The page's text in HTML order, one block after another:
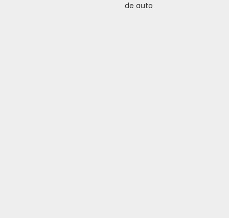
de auto